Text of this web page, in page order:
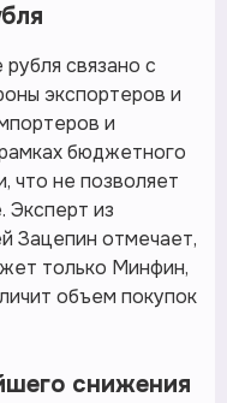
связано с
экспортеров и
и
бюджетного
что не позволяет
Эксперт из
Зацепин отмечает,
только Минфин,
объем покупок
снижения